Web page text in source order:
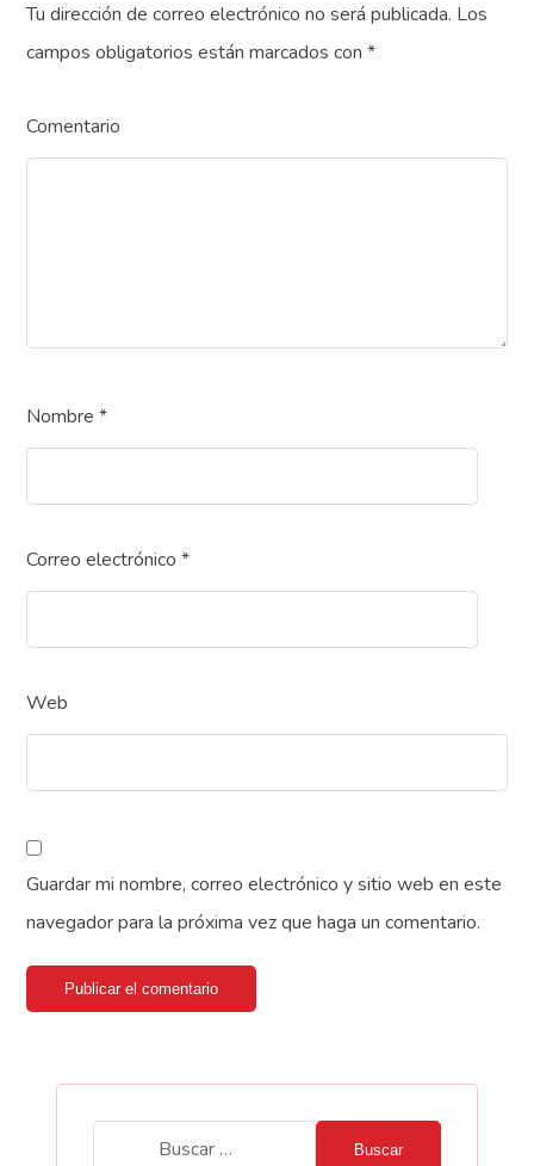
Tu dirección de correo electrónico no será publicada. Los
campos obligatorios están marcados con*
Comentario
Nombre*
Correo electrónico*
Web
Guardar mi nombre, correo electrónico y sitio web en este
navegador para la próxima vez que haga un comentario.
Publicar el comentario
Buscar